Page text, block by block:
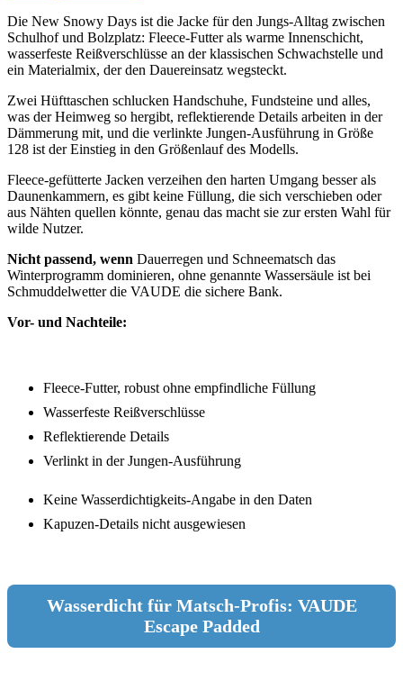
Die New Snowy Days ist die Jacke für den Jungs-Alltag zwischen
Schulhof und Bolzplatz: Fleece-Futter als warme Innenschicht,
wasserfeste Reißverschlüsse an der klassischen Schwachstelle und
ein Materialmix, der den Dauereinsatz wegsteckt.
Zwei Hüfttaschen schlucken Handschuhe, Fundsteine und alles,
was der Heimweg so hergibt, reflektierende Details arbeiten in der
Dämmerung mit, und die verlinkte Jungen-Ausführung in Größe
128 ist der Einstieg in den Größenlauf des Modells.
Fleece-gefütterte Jacken verzeihen den harten Umgang besser als
Daunenkammern, es gibt keine Füllung, die sich verschieben oder
aus Nähten quellen könnte, genau das macht sie zur ersten Wahl für
wilde Nutzer.
Nicht passend, wenn Dauerregen und Schneematsch das
Winterprogramm dominieren, ohne genannte Wassersäule ist bei
Schmuddelwetter die VAUDE die sichere Bank.
Vor- und Nachteile:
Fleece-Futter, robust ohne empfindliche Füllung
Wasserfeste Reißverschlüsse
Reflektierende Details
Verlinkt in der Jungen-Ausführung
Keine Wasserdichtigkeits-Angabe in den Daten
Kapuzen-Details nicht ausgewiesen
Wasserdicht für Matsch-Profis: VAUDE
Escape Padded